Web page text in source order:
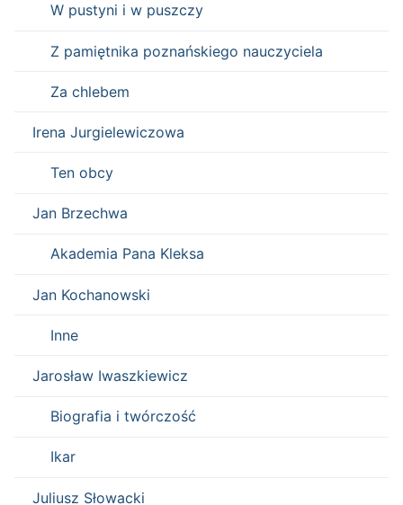
W pustyni i w puszczy
Z pamiętnika poznańskiego nauczyciela
Za chlebem
Irena Jurgielewiczowa
Ten obcy
Jan Brzechwa
Akademia Pana Kleksa
Jan Kochanowski
Inne
Jarosław Iwaszkiewicz
Biografia i twórczość
Ikar
Juliusz Słowacki